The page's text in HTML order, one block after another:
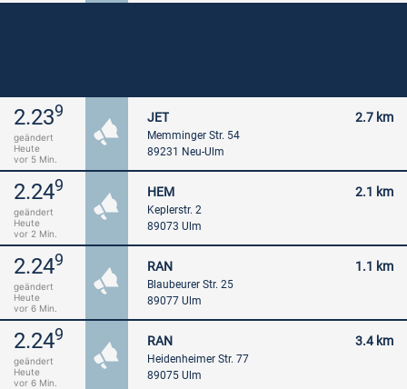
2.239
geändert
Heute
vor 5 Min.
JET 2.7 km
Memminger Str. 54
89231 Neu-Ulm
2.249
geändert
Heute
vor 2 Min.
HEM 2.1 km
Keplerstr. 2
89073 Ulm
2.249
geändert
Heute
vor 6 Min.
RAN 1.1 km
Blaubeurer Str. 25
89077 Ulm
2.249
geändert
Heute
vor 6 Min.
RAN 3.4 km
Heidenheimer Str. 77
89075 Ulm